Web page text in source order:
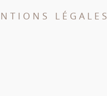
LÉGALES